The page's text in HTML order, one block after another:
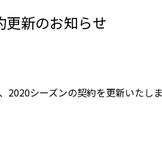
新のお知らせ
2020シーズンの契約を更新いたし